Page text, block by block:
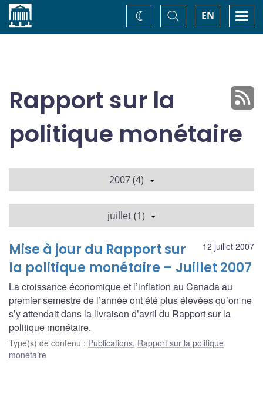
Accueil EN
Basculer
la
recherche
Changez
de
Rapport sur la
politique monétaire
2007 (4)
juillet (1)
12 juillet 2007
Mise à jour du Rapport sur
la politique monétaire – Juillet 2007
La croissance économique et l’inflation au Canada au
premier semestre de l’année ont été plus élevées qu’on ne
s’y attendait dans la livraison d’avril du Rapport sur la
politique monétaire.
Type(s) de contenu : Publications, Rapport sur la politique
monétaire